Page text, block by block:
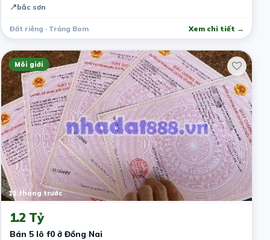
📍bắc sơn
Đất riêng · Trảng Bom Xem chi tiết →
Môi giới
11 tháng trước
1.2 Tỷ
Bán 5 lô f0 ở Đồng Nai